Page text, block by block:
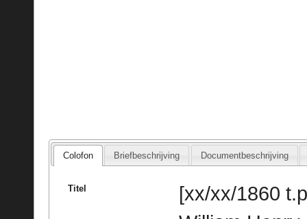
Colofon Briefbeschrijving Documentbeschrijving
Titel
[xx/xx/1860